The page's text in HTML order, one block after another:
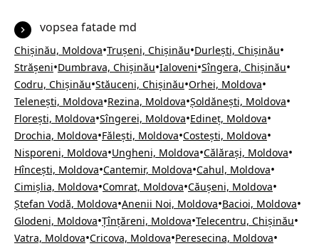
vopsea fatade md
Chișinău, Moldova•Trușeni, Chișinău•Durlești, Chișinău•
Strășeni•Dumbrava, Chișinău•Ialoveni•Sîngera, Chișinău•
Codru, Chișinău•Stăuceni, Chișinău•Orhei, Moldova•
Telenești, Moldova•Rezina, Moldova•Șoldănești, Moldova•
Florești, Moldova•Sîngerei, Moldova•Edineț, Moldova•
Drochia, Moldova•Fălești, Moldova•Costești, Moldova•
Nisporeni, Moldova•Ungheni, Moldova•Călărași, Moldova•
Hîncești, Moldova•Cantemir, Moldova•Cahul, Moldova•
Cimișlia, Moldova•Comrat, Moldova•Căușeni, Moldova•
Ștefan Vodă, Moldova•Anenii Noi, Moldova•Bacioi, Moldova•
Glodeni, Moldova•Țînțăreni, Moldova•Telecentru, Chișinău•
Vatra, Moldova•Cricova, Moldova•Peresecina, Moldova•